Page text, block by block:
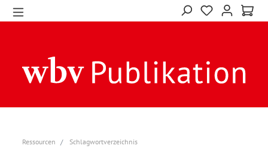
Ressourcen Schlagwortverzeichnis